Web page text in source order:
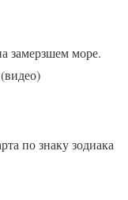
замерзшем море.
по знаку зодиака